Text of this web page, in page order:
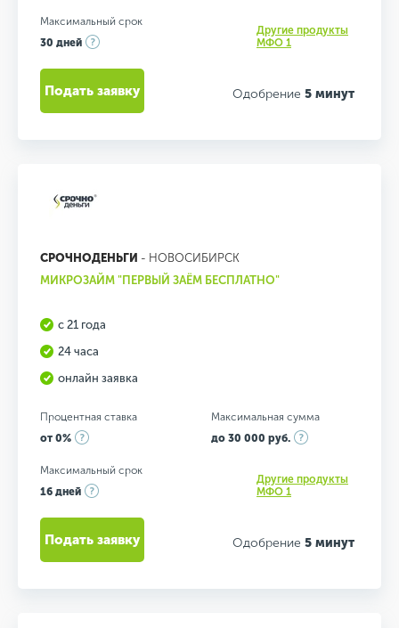
Максимальный срок
30 дней
Другие продукты
МФО 1
Одобрение 5 минут
Подать заявку
СРОЧНОДЕНЬГИ - НОВОСИБИРСК
МИКРОЗАЙМ "ПЕРВЫЙ ЗАЁМ БЕСПЛАТНО"
с 21 года
24 часа
онлайн заявка
Процентная ставка
от 0%
Максимальная сумма
до 30 000 руб.
Максимальный срок
16 дней
Другие продукты
МФО 1
Одобрение 5 минут
Подать заявку